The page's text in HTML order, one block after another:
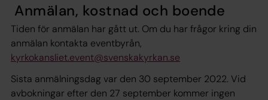
Anmälan, kostnad och boende
Tiden för anmälan har gått ut. Om du har frågor kring din
anmälan kontakta eventbyrån,
kyrkokansliet.event@svenskakyrkan.se
Sista anmälningsdag var den 30 september 2022. Vid
avbokningar efter den 27 september kommer ingen